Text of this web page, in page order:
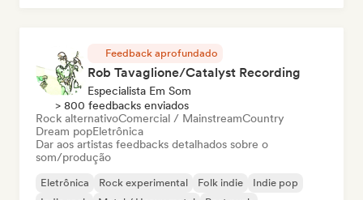
Feedback aprofundado
Rob Tavaglione/Catalyst Recording
Especialista Em Som
> 800 feedbacks enviados
Rock alternativoComercial / MainstreamCountry
Dream popEletrônica
Dar aos artistas feedbacks detalhados sobre o
som/produção
Eletrônica Rock experimental Folk indie
Indie pop